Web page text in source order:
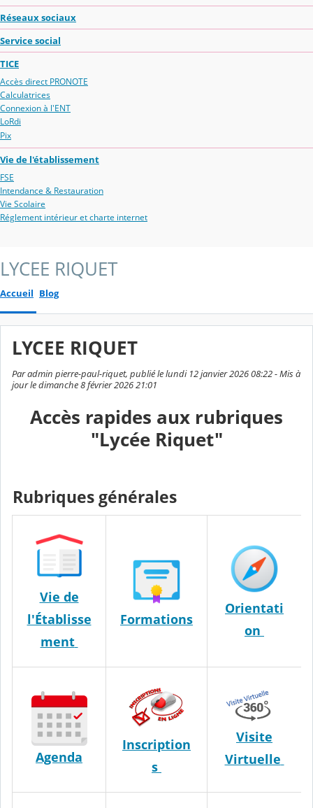
Réseaux sociaux
Service social
TICE
Accès direct PRONOTE
Calculatrices
Connexion à l'ENT
LoRdi
Pix
Vie de l'établissement
FSE
Intendance & Restauration
Vie Scolaire
Réglement intérieur et charte internet
LYCEE RIQUET
Accueil Blog
LYCEE RIQUET
Par admin pierre-paul-riquet, publié le lundi 12 janvier 2026 08:22 - Mis à
jour le dimanche 8 février 2026 21:01
Accès rapides aux rubriques
"Lycée Riquet"
Rubriques générales
Vie de
l'Établisse
ment
Formations
Orientati
on
Agenda
Inscription
s
Visite
Virtuelle